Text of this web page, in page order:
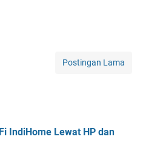
Postingan Lama
IndiHome Lewat HP dan